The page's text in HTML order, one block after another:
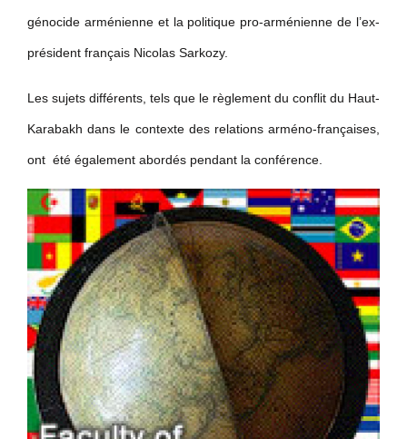
génocide arménienne et la politique pro-arménienne de l’ex-
président français Nicolas Sarkozy.
Les sujets différents, tels que le règlement du conflit du Haut-
Karabakh dans le contexte des relations arméno-françaises,
ont été également abordés pendant la conférence.